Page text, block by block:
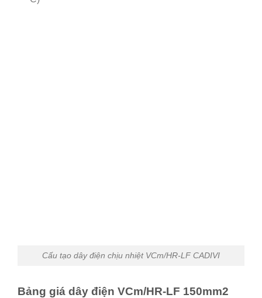
Cấu tạo dây điện chịu nhiệt VCm/HR-LF CADIVI
Bảng giá dây điện VCm/HR-LF 150mm2